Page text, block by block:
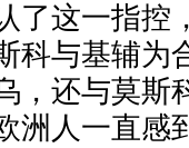
了这一指控
科与基辅为
，还与莫斯
洲人一直感